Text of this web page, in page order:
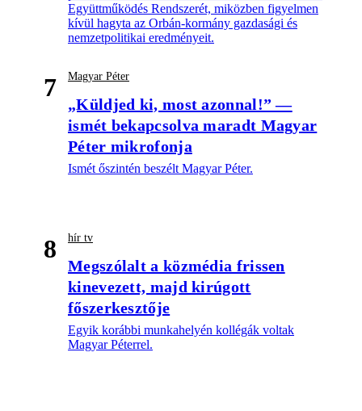
Együttműködés Rendszerét, miközben figyelmen
kívül hagyta az Orbán-kormány gazdasági és
nemzetpolitikai eredményeit.
7 Magyar Péter
„Küldjed ki, most azonnal!” —
ismét bekapcsolva maradt Magyar
Péter mikrofonja
Ismét őszintén beszélt Magyar Péter.
8 hír tv
Megszólalt a közmédia frissen
kinevezett, majd kirúgott
főszerkesztője
Egyik korábbi munkahelyén kollégák voltak
Magyar Péterrel.